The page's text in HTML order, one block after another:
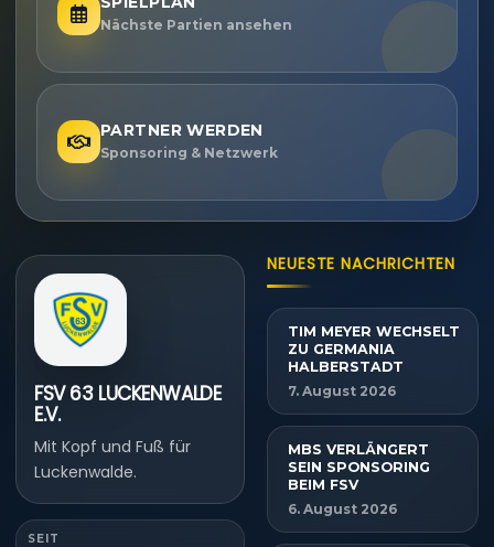
Nächste Partien ansehen
PARTNER WERDEN
Sponsoring & Netzwerk
FSV 63 LUCKENWALDE
E.V.
Mit Kopf und Fuß für
Luckenwalde.
SEIT
NEUESTE NACHRICHTEN
TIM MEYER WECHSELT
ZU GERMANIA
HALBERSTADT
7. August 2026
MBS VERLÄNGERT
SEIN SPONSORING
BEIM FSV
6. August 2026